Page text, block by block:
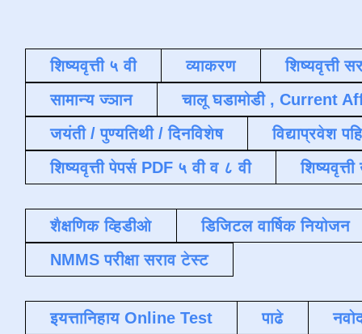
शिष्यवृत्ती ५ वी व्याकरण
शिष्यवृत्ती
सामान्य ज्ञान
चालू घडामोडी , Current
जयंती / पुण्यतिथी / दिनविशेष
विद्याप्रवेश
शिष्यवृत्ती पेपर्स PDF ५ वी व ८ वी
शैक्षणिक व्हिडीओ
डिजिटल वार्षिक नियोजन
NMMS परीक्षा सराव टेस्ट
इयत्तानिहाय Online Test पाढे